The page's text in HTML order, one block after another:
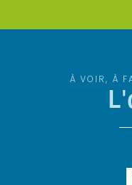
À VOIR, À